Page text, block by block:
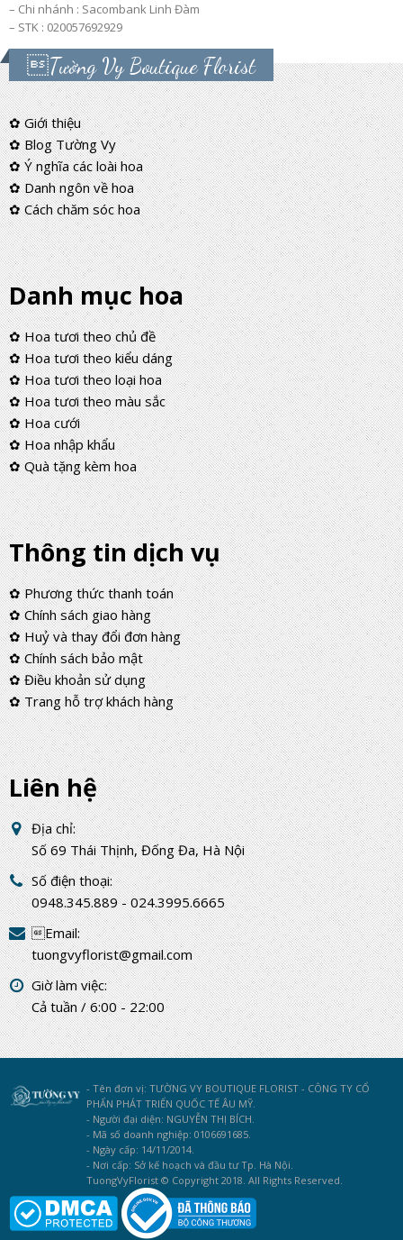
– Chi nhánh : Sacombank Linh Đàm
– STK : 020057692929
Tường Vy Boutique Florist
✿ Giới thiệu
✿ Blog Tường Vy
✿ Ý nghĩa các loài hoa
✿ Danh ngôn về hoa
✿ Cách chăm sóc hoa
Danh mục hoa
✿ Hoa tươi theo chủ đề
✿ Hoa tươi theo kiểu dáng
✿ Hoa tươi theo loại hoa
✿ Hoa tươi theo màu sắc
✿ Hoa cưới
✿ Hoa nhập khẩu
✿ Quà tặng kèm hoa
Thông tin dịch vụ
✿ Phương thức thanh toán
✿ Chính sách giao hàng
✿ Huỷ và thay đổi đơn hàng
✿ Chính sách bảo mật
✿ Điều khoản sử dụng
✿ Trang hỗ trợ khách hàng
Liên hệ
Địa chỉ:
Số 69 Thái Thịnh, Đống Đa, Hà Nội
Số điện thoại:
0948.345.889 - 024.3995.6665
Email:
tuongvyflorist@gmail.com
Giờ làm việc:
Cả tuần / 6:00 - 22:00
- Tên đơn vị: TƯỜNG VY BOUTIQUE FLORIST - CÔNG TY CỔ
PHẨN PHÁT TRIỂN QUỐC TẾ ÂU MỸ.
- Người đại diện: NGUYỄN THỊ BÍCH.
- Mã số doanh nghiệp: 0106691685.
- Ngày cấp: 14/11/2014.
- Nơi cấp: Sở kế hoạch và đầu tư Tp. Hà Nội.
TuongVyFlorist © Copyright 2018. All Rights Reserved.